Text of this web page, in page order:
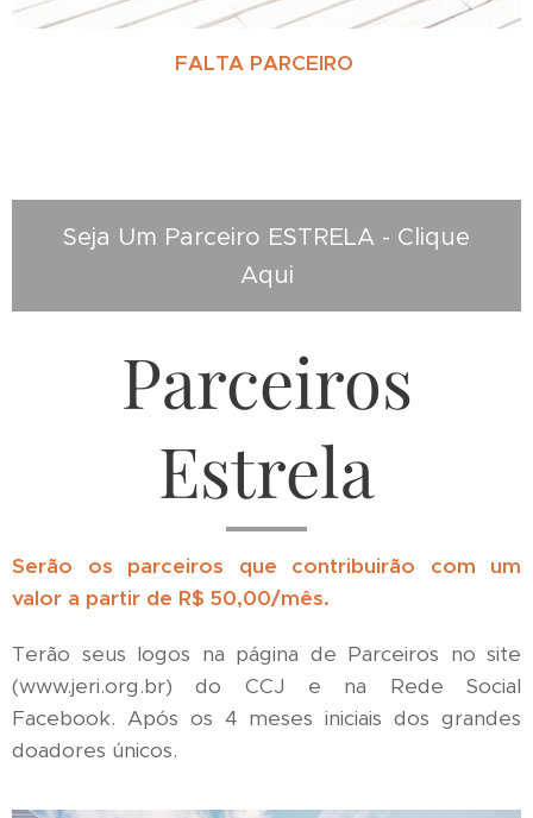
FALTA PARCEIRO
Seja Um Parceiro ESTRELA - Clique
Aqui
Parceiros
Estrela
Serão os parceiros que contribuirão com um
valor a partir de R$ 50,00/mês.
Terão seus logos na página de Parceiros no site
(www.jeri.org.br) do CCJ e na Rede Social
Facebook. Após os 4 meses iniciais dos grandes
doadores únicos.